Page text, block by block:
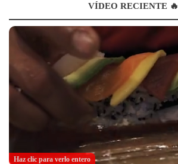
VÍDEO RECIENTE 🔥
Haz clic para verlo entero